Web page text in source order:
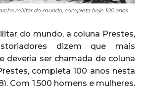
militar do mundo, completa hoje 100 anos
do mundo, a coluna Prestes,
dizem que mais
deveria ser chamada de coluna
completa 100 anos nesta
Com 1.500 homens e mulheres,